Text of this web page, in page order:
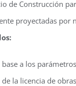
de Construcción
proyectadas por
a los
la licencia de obras